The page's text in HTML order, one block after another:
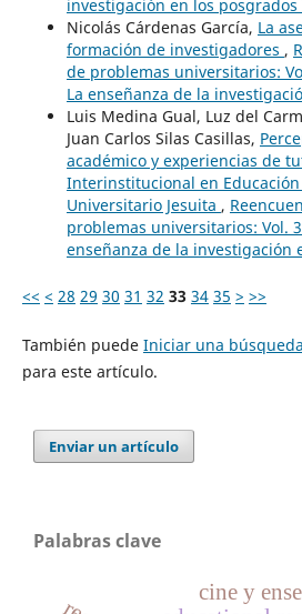
investigación en los posgrados
Nicolás Cárdenas García, La
formación de investigadores ,
de problemas universitarios:
La enseñanza de la
Luis Medina Gual, Luz del
Juan Carlos Silas Casillas,
académico y experiencias de
Interinstitucional en Educación
Universitario Jesuita ,
problemas universitarios: Vol.
enseñanza de la investigación
<< < 28 29 30 31 32 33 34 35 > >>
También puede Iniciar una
para este artículo.
Enviar un artículo
Palabras clave
cine y